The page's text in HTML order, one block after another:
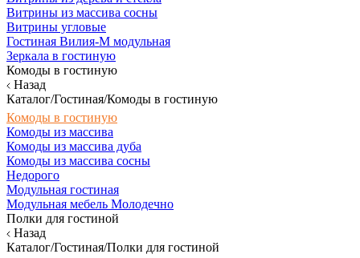
Витрины из массива сосны
Витрины угловые
Гостиная Вилия-М модульная
Зеркала в гостиную
Комоды в гостиную
Назад
Каталог/Гостиная/Комоды в гостиную
Комоды в гостиную
Комоды из массива
Комоды из массива дуба
Комоды из массива сосны
Недорого
Модульная гостиная
Модульная мебель Молодечно
Полки для гостиной
Назад
Каталог/Гостиная/Полки для гостиной